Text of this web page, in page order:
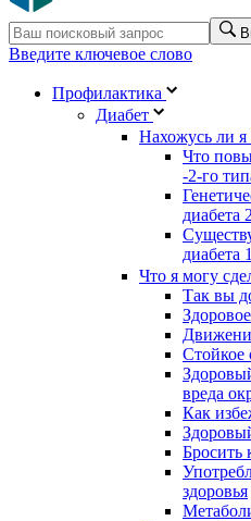
Введите ключевое слово
Профилактика
Диабет
Нахожусь ли я
Что
-2-го
диабета
диабета
Что я могу
Так вы
Стойкое
вреда
Как
Бросить
здоровья